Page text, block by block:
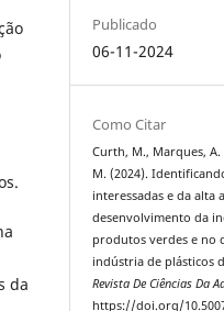
da
Publicado
06-11-2024
Como Citar
Curth, M., Marques, A.
M. (2024).
interessadas e da alta
desenvolvimento da
produtos verdes e no
indústria de plásticos
Revista De Ciências Da
https://doi.org/